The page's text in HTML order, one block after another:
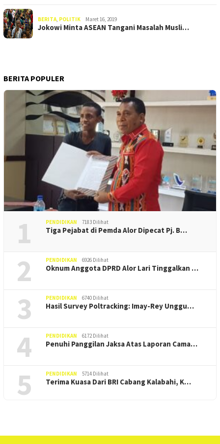
BERITA POLITIK Maret 16, 2019
Jokowi Minta ASEAN Tangani Masalah Musli…
BERITA POPULER
1 PENDIDIKAN 7183 Dilihat
Tiga Pejabat di Pemda Alor Dipecat Pj. B…
2 PENDIDIKAN 6926 Dilihat
Oknum Anggota DPRD Alor Lari Tinggalkan …
3 PENDIDIKAN 6740 Dilihat
Hasil Survey Poltracking: Imay-Rey Unggu…
4 PENDIDIKAN 6172 Dilihat
Penuhi Panggilan Jaksa Atas Laporan Cama…
5 PENDIDIKAN 5714 Dilihat
Terima Kuasa Dari BRI Cabang Kalabahi, K…